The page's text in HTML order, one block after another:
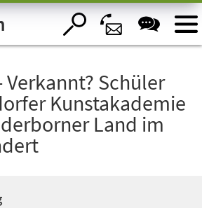
Verkannt? Schüler
Kunstakademie
Land im